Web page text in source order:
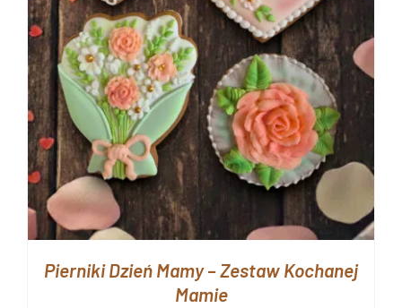
Pierniki Dzień Mamy – Zestaw Kochanej
Mamie